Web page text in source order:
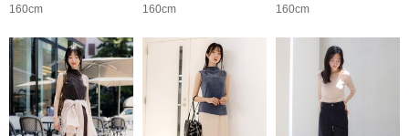
160cm
160cm
160cm